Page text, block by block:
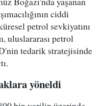
ciddi
petrol sevkiyatını
uluslararası petrol
tedarik stratejisinde
yöneldi